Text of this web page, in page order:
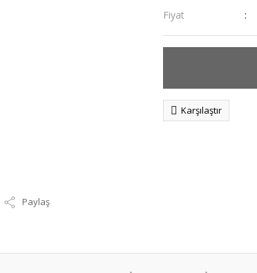
Paylaş
Fiyat
Karşılaştır